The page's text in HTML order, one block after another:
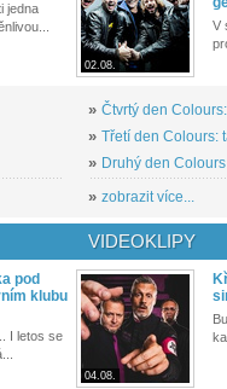
jedna
02.08.
V
» Čtvrtý den
» Třetí den Colours:
» Druhý den
» zobrazit více...
pod
klubu
I letos se
VIDEOKLIPY
04.08.